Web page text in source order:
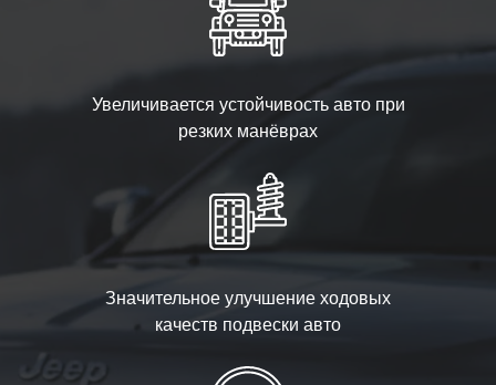
Увеличивается устойчивость авто при
резких манёврах
Значительное улучшение ходовых
качеств подвески авто